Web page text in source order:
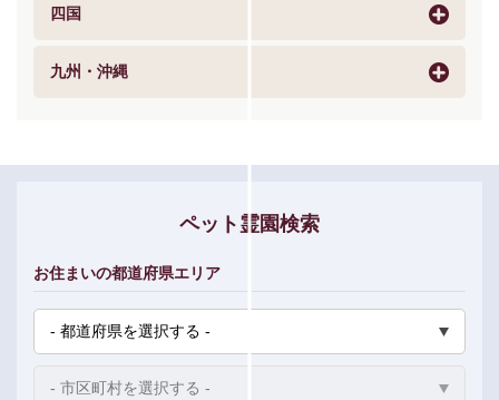
四国
九州・沖縄
ペット霊園検索
お住まいの都道府県エリア